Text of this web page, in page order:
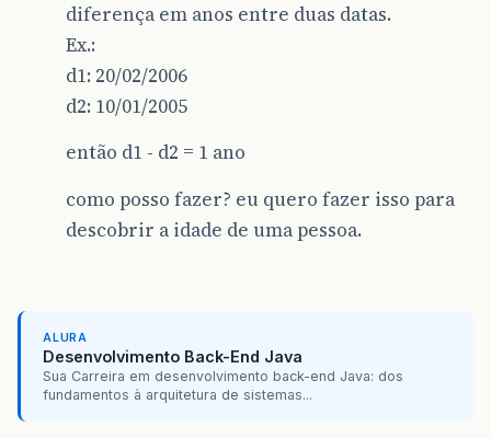
diferença em anos entre duas datas.
Ex.:
d1: 20/02/2006
d2: 10/01/2005
então d1 - d2 = 1 ano
como posso fazer? eu quero fazer isso para
descobrir a idade de uma pessoa.
ALURA
Desenvolvimento Back-End Java
Sua Carreira em desenvolvimento back-end Java: dos
fundamentos à arquitetura de sistemas...